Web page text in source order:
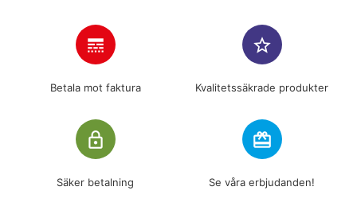
line_style
Betala mot faktura
star_border
Kvalitetssäkrade produkter
lock_outline
Säker betalning
redeem
Se våra erbjudanden!